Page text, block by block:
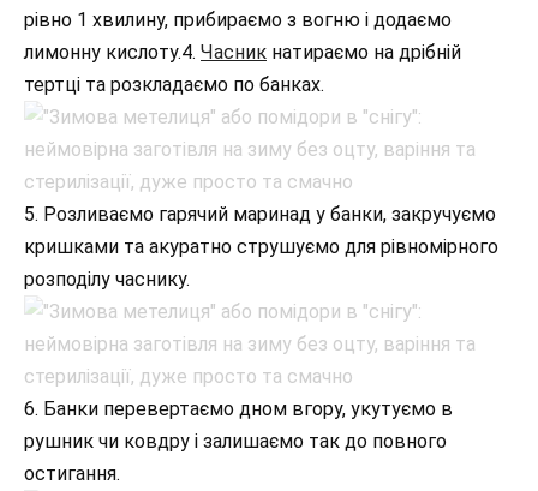
рівно 1 хвилину, прибираємо з вогню і додаємо
лимонну кислоту.4. Часник натираємо на дрібній
тертці та розкладаємо по банках.
5. Розливаємо гарячий маринад у банки, закручуємо
кришками та акуратно струшуємо для рівномірного
розподілу часнику.
6. Банки перевертаємо дном вгору, укутуємо в
рушник чи ковдру і залишаємо так до повного
остигання.